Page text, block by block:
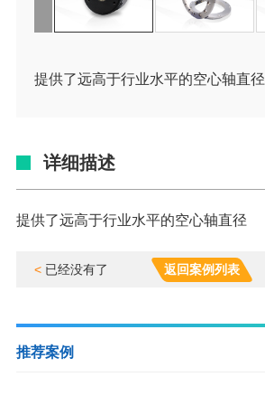
提供了远高于行业水平的空心轴直径
详细描述
提供了远高于行业水平的空心轴直径
<已经没有了 返回案例列表
推荐案例